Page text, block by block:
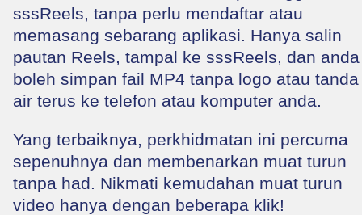
sssReels, tanpa perlu mendaftar atau
memasang sebarang aplikasi. Hanya salin
pautan Reels, tampal ke sssReels, dan anda
boleh simpan fail MP4 tanpa logo atau tanda
air terus ke telefon atau komputer anda.
Yang terbaiknya, perkhidmatan ini percuma
sepenuhnya dan membenarkan muat turun
tanpa had. Nikmati kemudahan muat turun
video hanya dengan beberapa klik!